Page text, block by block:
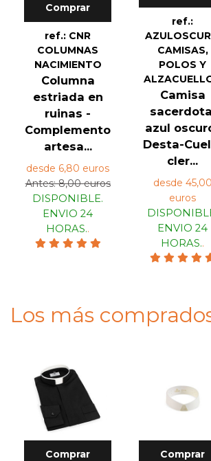
Comprar
ref.: CNR
COLUMNAS
NACIMIENTO
Columna
estriada en
ruinas -
Complemento
artesa...
desde 6,80 euros
Antes: 8,00 euros
DISPONIBLE.
ENVIO 24
HORAS..
ref.:
CAMISAS,
POLOS Y
Camisa
azul
Desta-
cler...
desde 45,00
euros
ENVIO 24
HORAS..
Los más
Comprar Comprar